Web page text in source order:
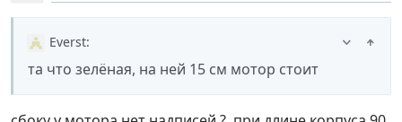
Everst:
та что зелёная, на ней 15 см мотор стоит